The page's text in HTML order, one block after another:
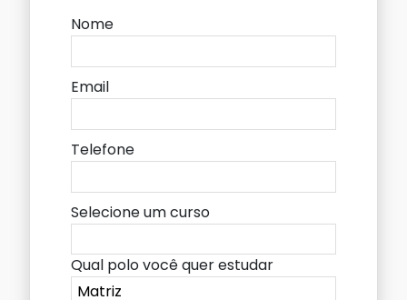
Nome
Email
Telefone
Selecione um curso
Qual polo você quer estudar